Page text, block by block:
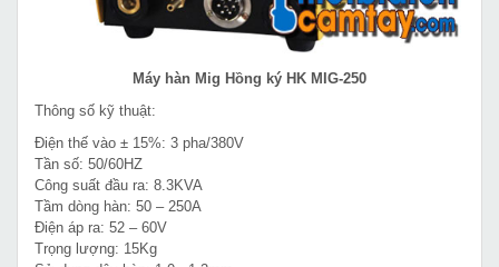
Máy hàn Mig Hồng ký HK MIG-250
Thông số kỹ thuật:
Điện thế vào ± 15%: 3 pha/380V
Tần số: 50/60HZ
Công suất đầu ra: 8.3KVA
Tầm dòng hàn: 50 – 250A
Điện áp ra: 52 – 60V
Trọng lượng: 15Kg